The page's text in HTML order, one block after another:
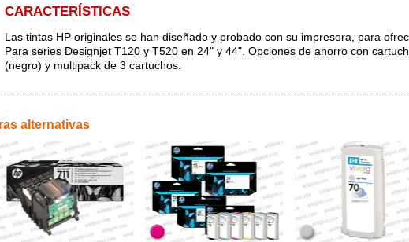
CARACTERÍSTICAS
Las tintas HP originales se han diseñado y probado con su impresora, para
Para series Designjet T120 y T520 en 24" y 44". Opciones de ahorro con
(negro) y multipack de 3 cartuchos.
alternativas